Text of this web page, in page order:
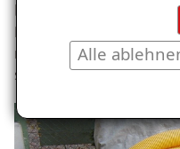
Alle
blau). So hat die
Einsatzzweck der
rund um Haus sollten
setzen.